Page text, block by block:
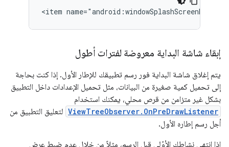
إبقاء شاشة البداية معروضة لفترات أطول
يتم إغلاق شاشة البداية فور رسم تطبيقك للإطار الأول. إذا كنت بحاجة
إلى تحميل كمية صغيرة من البيانات، مثل تحميل الإعدادات داخل التطبيق
بشكل غير متزامن من قرص محلي، يمكنك استخدام
ViewTreeObserver.OnPreDrawListener لتعليق التطبيق من
أجل رسم إطاره الأول.
إذا انتهى نشاطك الأوّلي قبل الرسم، مثلاً من خلال عدم ضبط عرض